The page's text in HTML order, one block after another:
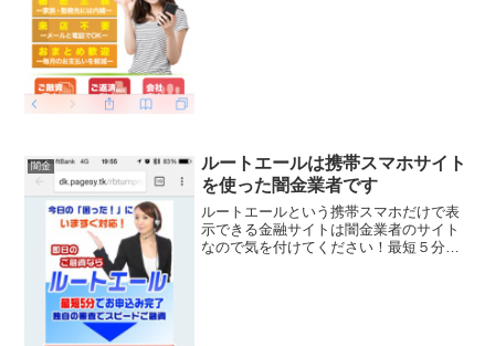
闇金
ルートエールは携帯スマホサイト
を使った闇金業者です
ルートエールという携帯スマホだけで表
示できる金融サイトは闇金業者のサイト
なので気を付けてください！最短５分申